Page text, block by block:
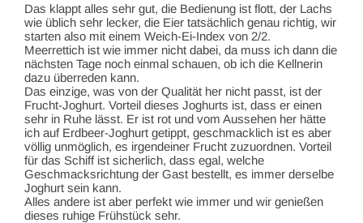
Das klappt alles sehr gut, die Bedienung ist flott, der Lachs
wie üblich sehr lecker, die Eier tatsächlich genau richtig, wir
starten also mit einem Weich-Ei-Index von 2/2.
Meerrettich ist wie immer nicht dabei, da muss ich dann die
nächsten Tage noch einmal schauen, ob ich die Kellnerin
dazu überreden kann.
Das einzige, was von der Qualität her nicht passt, ist der
Frucht-Joghurt. Vorteil dieses Joghurts ist, dass er einen
sehr in Ruhe lässt. Er ist rot und vom Aussehen her hätte
ich auf Erdbeer-Joghurt getippt, geschmacklich ist es aber
völlig unmöglich, es irgendeiner Frucht zuzuordnen. Vorteil
für das Schiff ist sicherlich, dass egal, welche
Geschmacksrichtung der Gast bestellt, es immer derselbe
Joghurt sein kann.
Alles andere ist aber perfekt wie immer und wir genießen
dieses ruhige Frühstück sehr.